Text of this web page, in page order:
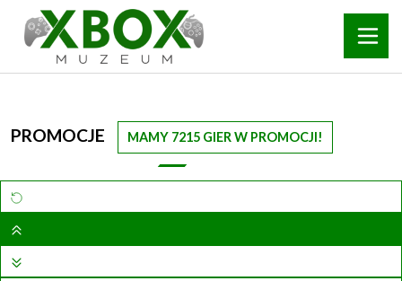
PROMOCJE MAMY 7215 GIER W PROMOCJI!